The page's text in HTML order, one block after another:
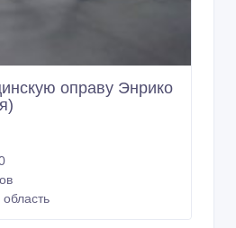
оправу Энрико